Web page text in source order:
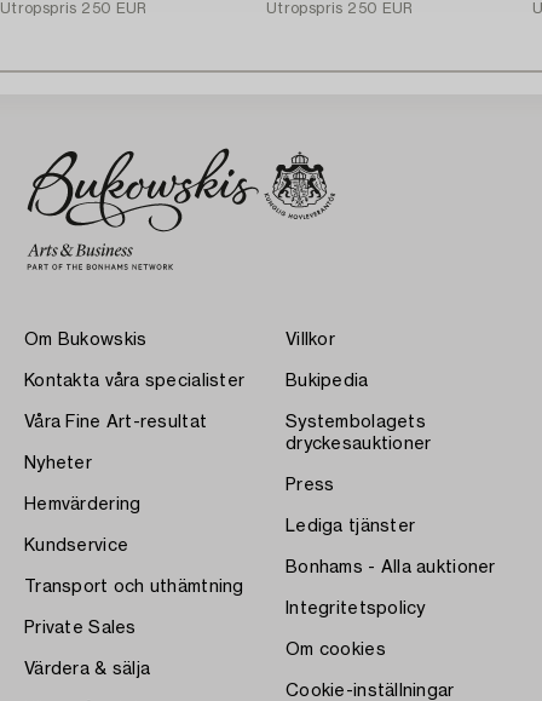
Utropspris 250 EUR
Utropspris 250 EUR
Om Bukowskis
Kontakta våra specialister
Våra Fine Art-resultat
Nyheter
Hemvärdering
Kundservice
Transport och uthämtning
Private Sales
Värdera & sälja
Villkor
Bukipedia
Systembolagets
dryckesauktioner
Press
Lediga tjänster
Bonhams - Alla auktioner
Integritetspolicy
Om cookies
Cookie-inställningar